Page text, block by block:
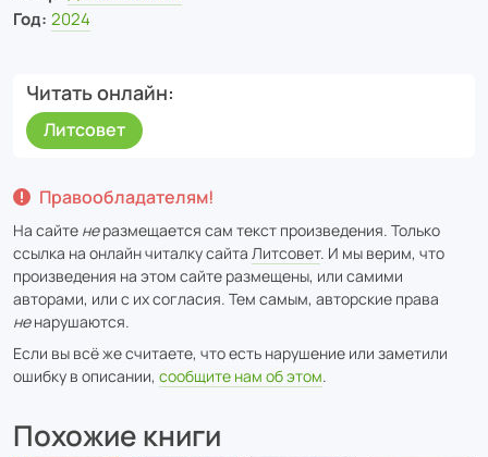
Год: 2024
Читать онлайн
Литсовет
Правообладателям!
На сайте неразмещается сам текст произведения. Только
ссылка на онлайн читалку сайта Литсовет. И мы верим, что
произведения на этом сайте размещены, или самими
авторами, или с их согласия. Тем самым, авторские права
ненарушаются.
Если вы всё же считаете, что есть нарушение или заметили
ошибку в описании, сообщите нам об этом.
Похожие книги